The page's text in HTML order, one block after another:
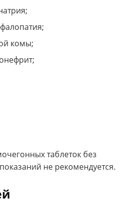
комы;
таблеток без
не рекомендуется.